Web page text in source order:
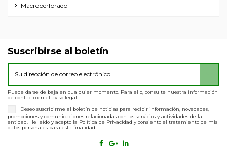
Macroperforado
Suscribirse al boletín
Puede darse de baja en cualquier momento. Para ello, consulte nuestra información
de contacto en el aviso legal.
Deseo suscribirme al boletín de noticias para recibir información, novedades,
promociones y comunicaciones relacionadas con los servicios y actividades de la
entidad. He leído y acepto la Política de Privacidad y consiento el tratamiento de mis
datos personales para esta finalidad.